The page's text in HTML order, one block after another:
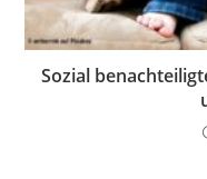
Sozial